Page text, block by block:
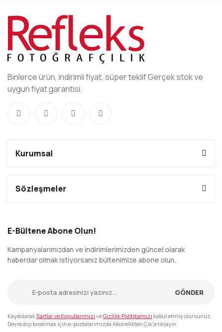
Binlerce ürün, indirimli fiyat, süper teklif Gerçek stok ve
uygun fiyat garantisi.
Kurumsal
Sözleşmeler
E-Bültene Abone Olun!
Kampanyalarımızdan ve indirimlerimizden güncel olarak
haberdar olmak istiyorsanız bültenimize abone olun.
GÖNDER
KaydolarakŞartlar ve Koşullarımızı veGizlilik Politikamızı kabul etmiş olursunuz.
Devre dışı bırakmak için e-postalarımızda Abonelikten Çık'a tıklayın.